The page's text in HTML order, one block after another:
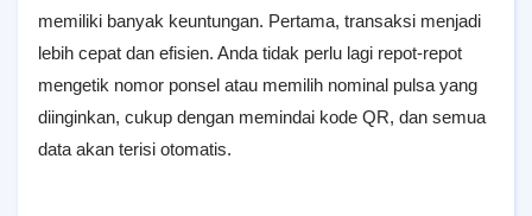
memiliki banyak keuntungan. Pertama, transaksi menjadi
lebih cepat dan efisien. Anda tidak perlu lagi repot-repot
mengetik nomor ponsel atau memilih nominal pulsa yang
diinginkan, cukup dengan memindai kode QR, dan semua
data akan terisi otomatis.